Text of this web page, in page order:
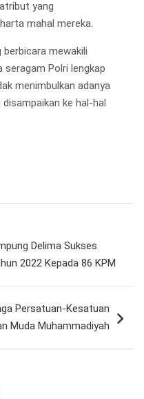
yang
mahal mereka.
berbicara mewakili
Polri lengkap
menimbulkan adanya
ke hal-hal
Delima Sukses
2022 Kepada 86 KPM
Persatuan-Kesatuan
Muda Muhammadiyah